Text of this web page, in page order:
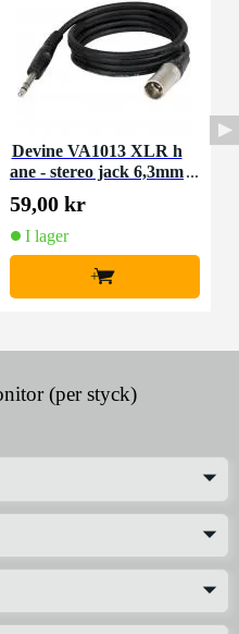
Devine VA1013 XLR h
ane - stereo jack 6,3mm
hane 3 meter
59,00 kr
I lager
+
(per styck)